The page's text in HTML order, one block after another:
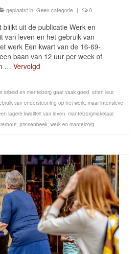
geplaatst in: Geen categorie | 0
blijkt uit de publicatie Werk en
van leven en het gebruik van
werk Een kwart van de 16-69-
baan van 12 uur per week of
… Vervolgd
arbeid en mantelzorg gaat vaak goed, etten leur,
van ondersteuning op het werk, maar intensieve
lagere kwaliteit van leven, mantelzorgmakelaar,
, prinsenbeek, werk en mantelzorg